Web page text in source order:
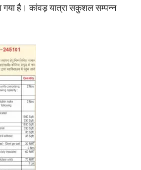
गया है। कांवड़ यात्रा सकुशल सम्पन्न